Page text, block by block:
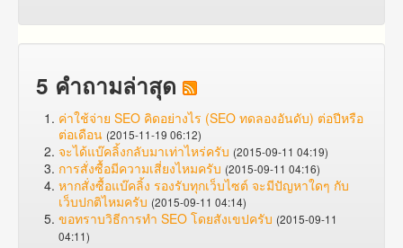
5 คำถามล่าสุด
ค่าใช้จ่าย SEO คิดอย่างไร (SEO ทดลองอันดับ) ต่อปีหรือ
ต่อเดือน (2015-11-19 06:12)
จะได้แบ๊คลิ้งกลับมาเท่าไหร่ครับ (2015-09-11 04:19)
การสั่งซื้อมีความเสี่ยงไหมครับ (2015-09-11 04:16)
หากสั่งซื้อแบ๊คลิ้ง รองรับทุกเว็บไซต์ จะมีปัญหาใดๆ กับ
เว็บปกติไหมครับ (2015-09-11 04:14)
ขอทราบวิธีการทำ SEO โดยสังเขปครับ (2015-09-11
04:11)